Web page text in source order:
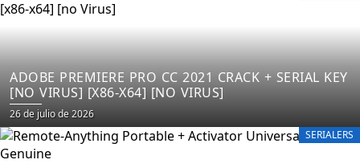
ADOBE PREMIERE PRO CC 2021 CRACK + SERIAL KEY
[NO VIRUS] [X86-X64] [NO VIRUS]
26 de julio de 2026
SERIALERS